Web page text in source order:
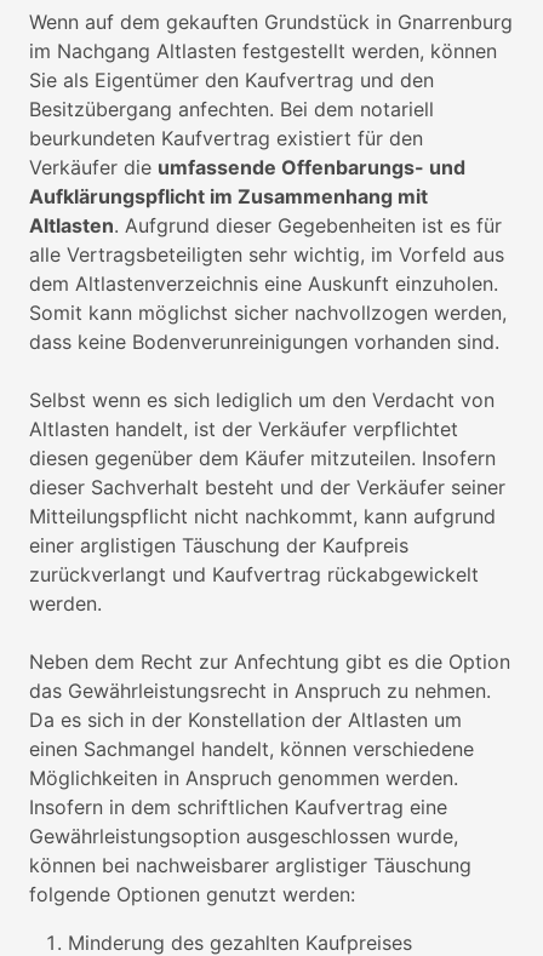
Wenn auf dem gekauften Grundstück in Gnarrenburg
im Nachgang Altlasten festgestellt werden, können
Sie als Eigentümer den Kaufvertrag und den
Besitzübergang anfechten. Bei dem notariell
beurkundeten Kaufvertrag existiert für den
Verkäufer die umfassende Offenbarungs- und
Aufklärungspflicht im Zusammenhang mit
Altlasten. Aufgrund dieser Gegebenheiten ist es für
alle Vertragsbeteiligten sehr wichtig, im Vorfeld aus
dem Altlastenverzeichnis eine Auskunft einzuholen.
Somit kann möglichst sicher nachvollzogen werden,
dass keine Bodenverunreinigungen vorhanden sind.
Selbst wenn es sich lediglich um den Verdacht von
Altlasten handelt, ist der Verkäufer verpflichtet
diesen gegenüber dem Käufer mitzuteilen. Insofern
dieser Sachverhalt besteht und der Verkäufer seiner
Mitteilungspflicht nicht nachkommt, kann aufgrund
einer arglistigen Täuschung der Kaufpreis
zurückverlangt und Kaufvertrag rückabgewickelt
werden.
Neben dem Recht zur Anfechtung gibt es die Option
das Gewährleistungsrecht in Anspruch zu nehmen.
Da es sich in der Konstellation der Altlasten um
einen Sachmangel handelt, können verschiedene
Möglichkeiten in Anspruch genommen werden.
Insofern in dem schriftlichen Kaufvertrag eine
Gewährleistungsoption ausgeschlossen wurde,
können bei nachweisbarer arglistiger Täuschung
folgende Optionen genutzt werden:
Minderung des gezahlten Kaufpreises